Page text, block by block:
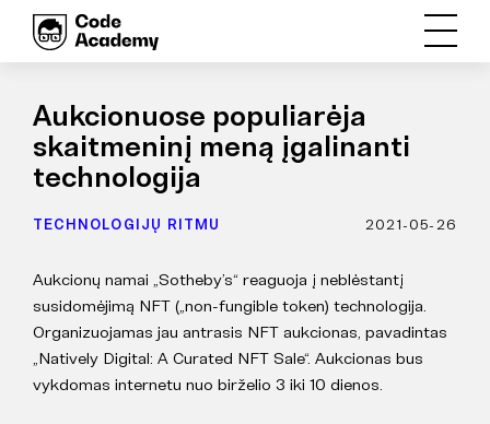
Aukcionuose populiarėja
skaitmeninį meną įgalinanti
technologija
TECHNOLOGIJŲ RITMU 2021-05-26
Aukcionų namai „Sotheby’s“ reaguoja į neblėstantį
susidomėjimą NFT („non-fungible token) technologija.
Organizuojamas jau antrasis NFT aukcionas, pavadintas
„Natively Digital: A Curated NFT Sale“. Aukcionas bus
vykdomas internetu nuo birželio 3 iki 10 dienos.